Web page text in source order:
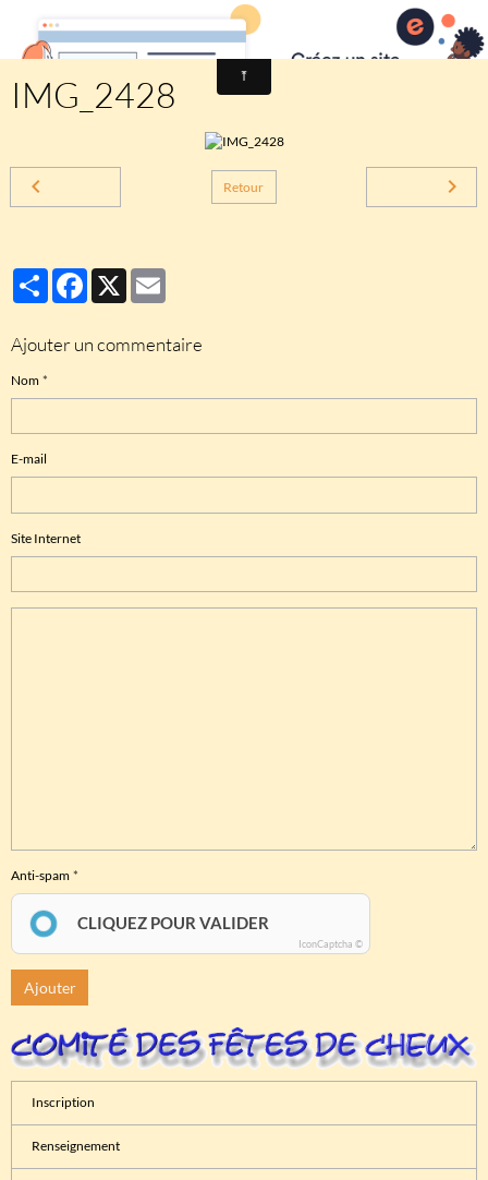
Comité des fêtes de CHEUX
IMG_2428
Retour
PartagerFacebook
X
Ajouter un commentaire
Nom
E-mail
Site Internet
Anti-spam
CLIQUEZ POUR VALIDER
IconCaptcha ©
Ajouter
Inscription
Renseignement